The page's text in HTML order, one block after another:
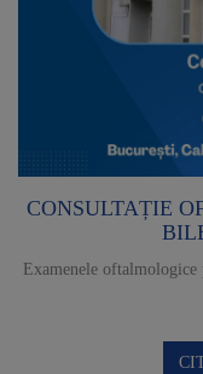
CONSULTAȚIE
Examenele